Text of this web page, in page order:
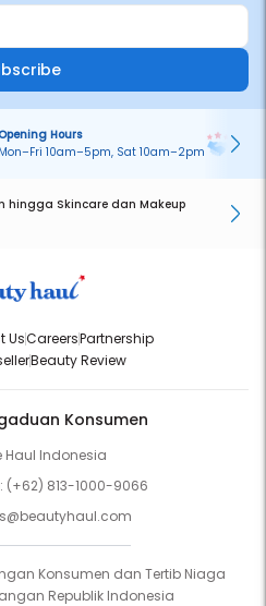
Hours
Mon–Fri 10am–5pm, Sat 10am–2pm
hingga Skincare dan Makeup
UsCareersPartnership
Beauty Review
Konsumen
Haul Indonesia
(+62) 813-1000-9066
Konsumen dan Tertib Niaga
Republik Indonesia